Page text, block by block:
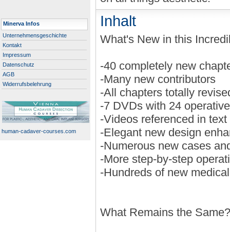
Minerva Infos
Unternehmensgeschichte
Kontakt
Impressum
Datenschutz
AGB
Widerrufsbelehrung
human-cadaver-courses.com
Inhalt
What's New in this
-40 completely new
-Many new contributors
-All chapters totally
-7 DVDs with 24
-Videos referenced in text
-Elegant new design
-Numerous new cases
-More step-by-step
-Hundreds of new
What Remains the Same?